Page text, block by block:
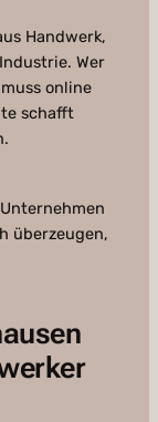
Handwerk,
Wer
online
schafft
überzeugen,